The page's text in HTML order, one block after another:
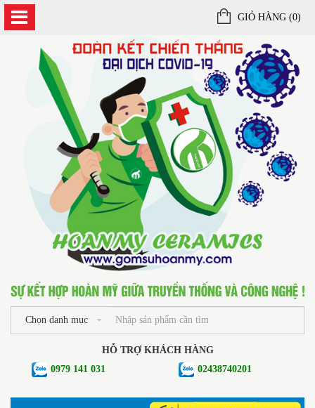
GIỎ HÀNG (0)
Chọn danh mục
HỖ TRỢ KHÁCH HÀNG
0979 141 031
02438740201